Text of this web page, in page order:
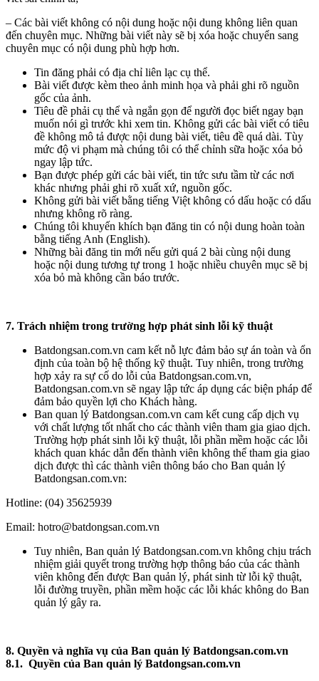
– Các bài viết không có nội dung hoặc nội dung không liên quan
đến chuyên mục. Những bài viết này sẽ bị xóa hoặc chuyển sang
chuyên mục có nội dung phù hợp hơn.
Tin đăng phải có địa chỉ liên lạc cụ thể.
Bài viết được kèm theo ảnh minh họa và phải ghi rõ nguồn
gốc của ảnh.
Tiêu đề phải cụ thể và ngắn gọn để người đọc biết ngay bạn
muốn nói gì trước khi xem tin. Không gửi các bài viết có tiêu
đề không mô tả được nội dung bài viết, tiêu đề quá dài. Tùy
mức độ vi phạm mà chúng tôi có thể chỉnh sữa hoặc xóa bỏ
ngay lập tức.
Bạn được phép gửi các bài viết, tin tức sưu tầm từ các nơi
khác nhưng phải ghi rõ xuất xứ, nguồn gốc.
Không gửi bài viết bằng tiếng Việt không có dấu hoặc có dấu
nhưng không rõ ràng.
Chúng tôi khuyến khích bạn đăng tin có nội dung hoàn toàn
bằng tiếng Anh (English).
Những bài đăng tin mới nếu gửi quá 2 bài cùng nội dung
hoặc nội dung tương tự trong 1 hoặc nhiều chuyên mục sẽ bị
xóa bỏ mà không cần báo trước.
7. Trách nhiệm trong trường hợp phát sinh lỗi kỹ thuật
Batdongsan.com.vn cam kết nỗ lực đảm bảo sự án toàn và ổn
định của toàn bộ hệ thống kỹ thuật. Tuy nhiên, trong trường
hợp xảy ra sự cố do lỗi của Batdongsan.com.vn,
Batdongsan.com.vn sẽ ngay lập tức áp dụng các biện pháp để
đảm bảo quyền lợi cho Khách hàng.
Ban quan lý Batdongsan.com.vn cam kết cung cấp dịch vụ
với chất lượng tốt nhất cho các thành viên tham gia giao dịch.
Trường hợp phát sinh lỗi kỹ thuật, lỗi phần mềm hoặc các lỗi
khách quan khác dẫn đến thành viên không thể tham gia giao
dịch được thì các thành viên thông báo cho Ban quản lý
Batdongsan.com.vn:
Hotline: (04) 35625939
Email: hotro@batdongsan.com.vn
Tuy nhiên, Ban quản lý Batdongsan.com.vn không chịu trách
nhiệm giải quyết trong trường hợp thông báo của các thành
viên không đến được Ban quản lý, phát sinh từ lỗi kỹ thuật,
lỗi đường truyền, phần mềm hoặc các lỗi khác không do Ban
quản lý gây ra.
8. Quyền và nghĩa vụ của Ban quản lý Batdongsan.com.vn
8.1. Quyền của Ban quản lý Batdongsan.com.vn